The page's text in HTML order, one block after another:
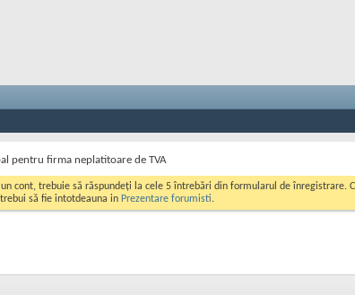
pentru firma neplatitoare de TVA
un cont, trebuie să răspundeți la cele 5 întrebări din formularul de
să fie intotdeauna in Prezentare forumisti.